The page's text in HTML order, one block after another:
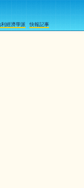
經濟學派 快報記事